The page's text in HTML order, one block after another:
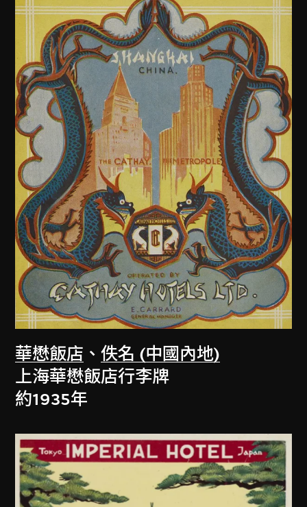
華懋飯店 、佚名 (中國內地)
上海華懋飯店行李牌
約1935年